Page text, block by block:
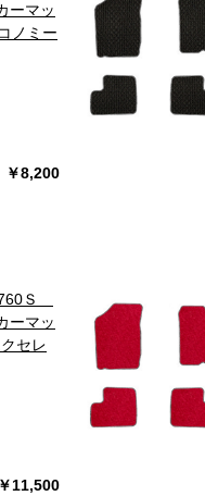
ーマッ
ノミー
￥8,200
Ｓ
ーマッ
セレ
￥11,500